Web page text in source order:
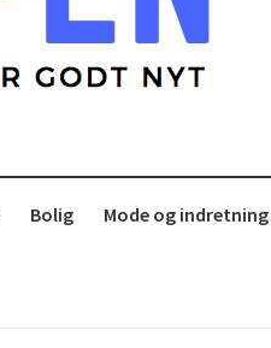
Bolig Mode og indretning